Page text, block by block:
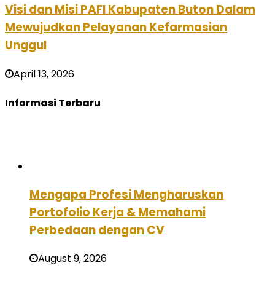
Visi dan Misi PAFI Kabupaten Buton Dalam
Mewujudkan Pelayanan Kefarmasian
Unggul
April 13, 2026
Informasi Terbaru
Mengapa Profesi Mengharuskan
Portofolio Kerja & Memahami
Perbedaan dengan CV
August 9, 2026